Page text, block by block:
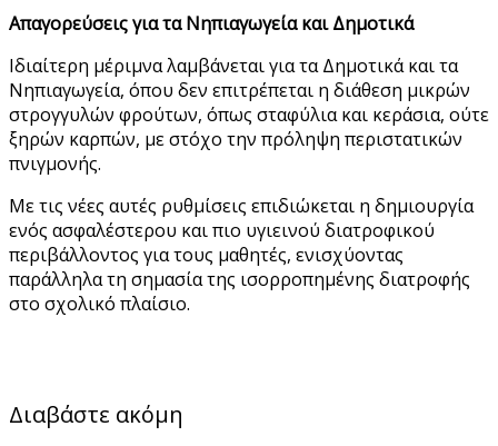
Απαγορεύσεις για τα Νηπιαγωγεία και Δημοτικά
Ιδιαίτερη μέριμνα λαμβάνεται για τα Δημοτικά και τα
Νηπιαγωγεία, όπου δεν επιτρέπεται η διάθεση μικρών
στρογγυλών φρούτων, όπως σταφύλια και κεράσια, ούτε
ξηρών καρπών, με στόχο την πρόληψη περιστατικών
πνιγμονής.
Με τις νέες αυτές ρυθμίσεις επιδιώκεται η δημιουργία
ενός ασφαλέστερου και πιο υγιεινού διατροφικού
περιβάλλοντος για τους μαθητές, ενισχύοντας
παράλληλα τη σημασία της ισορροπημένης διατροφής
στο σχολικό πλαίσιο.
Διαβάστε ακόμη